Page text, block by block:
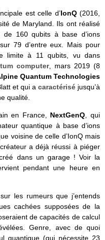
est celle d’IonQ (2016,
de Maryland. Ils ont réalisé
160 qubits à base d’ions
79 d’entre eux. Mais pour
limite à 11 qubits, vu dans
computer, mars 2019 (8
Quantum Technologies
et qui a caractériséjusqu’à
qualité.
en France, NextGenQ , qui
quantique à base d’ions
voisine de celle d’IonQ mais
a déjà réussi à piéger
dans un garage ! Voir la
pendant une heure en
les rumeurs que j’entends
cachées supposées de la
de capacités de calcul
Genre, avec de quoi
quantique (qui nécessite 23